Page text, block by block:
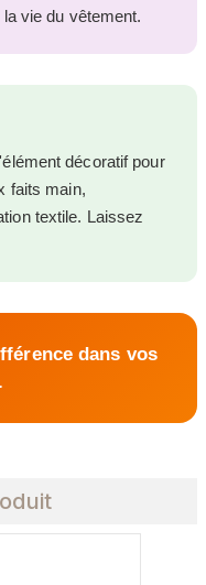
vie du vêtement.
décoratif pour
faits main,
textile. Laissez
dans vos